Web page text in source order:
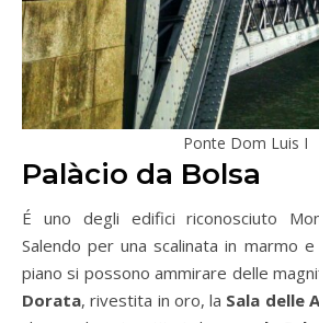
Ponte Dom Luis I
Palàcio da Bolsa
É uno degli edifici riconosciuto
Salendo per una scalinata in marmo
piano si possono ammirare delle
Dorata, rivestita in oro, la Sala delle